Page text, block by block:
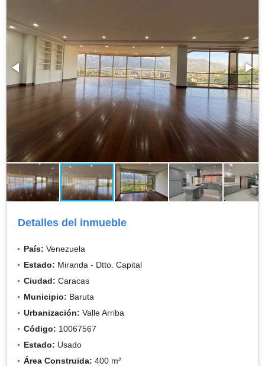
Detalles del inmueble
País: Venezuela
Estado: Miranda - Dtto. Capital
Ciudad: Caracas
Municipio: Baruta
Urbanización: Valle Arriba
Código: 10067567
Estado: Usado
Área Construida: 400 m²